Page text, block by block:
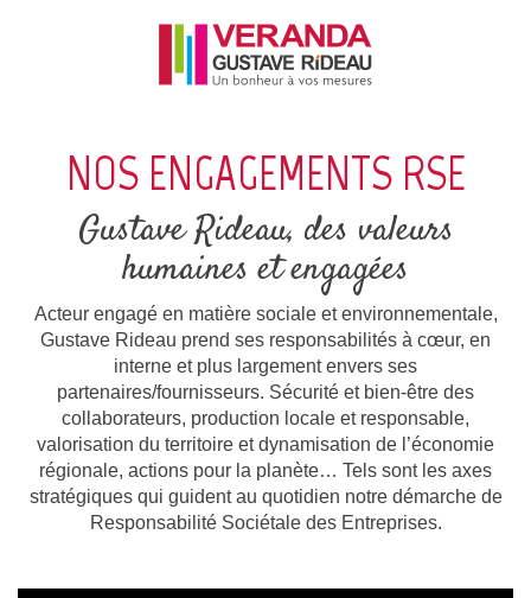
NOS ENGAGEMENTS RSE
Gustave Rideau, des valeurs
humaines et engagées
Acteur engagé en matière sociale et environnementale,
Gustave Rideau prend ses responsabilités à cœur, en
interne et plus largement envers ses
partenaires/fournisseurs. Sécurité et bien-être des
collaborateurs, production locale et responsable,
valorisation du territoire et dynamisation de l’économie
régionale, actions pour la planète… Tels sont les axes
stratégiques qui guident au quotidien notre démarche de
Responsabilité Sociétale des Entreprises.